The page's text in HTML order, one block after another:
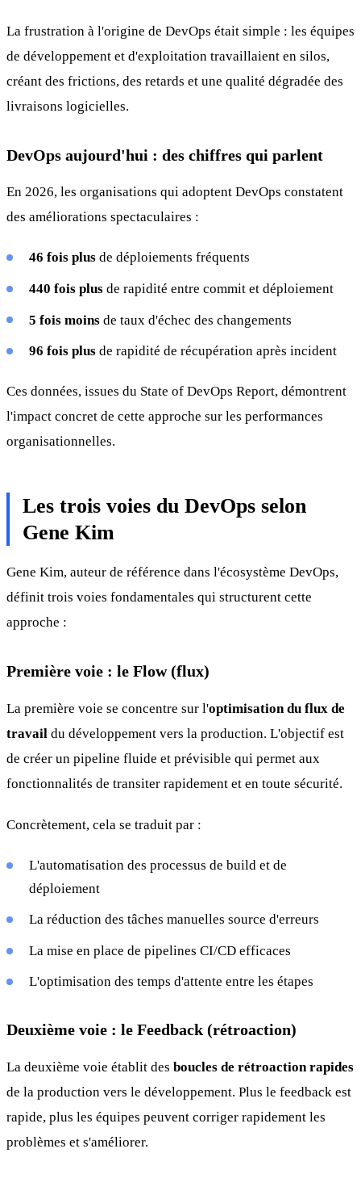
La frustration à l'origine de DevOps était simple : les équipes
de développement et d'exploitation travaillaient en silos,
créant des frictions, des retards et une qualité dégradée des
livraisons logicielles.
DevOps aujourd'hui : des chiffres qui parlent
En 2026, les organisations qui adoptent DevOps constatent
des améliorations spectaculaires :
46 fois plus de déploiements fréquents
440 fois plus de rapidité entre commit et déploiement
5 fois moins de taux d'échec des changements
96 fois plus de rapidité de récupération après incident
Ces données, issues du State of DevOps Report, démontrent
l'impact concret de cette approche sur les performances
organisationnelles.
Les trois voies du DevOps selon
Gene Kim
Gene Kim, auteur de référence dans l'écosystème DevOps,
définit trois voies fondamentales qui structurent cette
approche :
Première voie : le Flow (flux)
La première voie se concentre sur l'optimisation du flux de
travail du développement vers la production. L'objectif est
de créer un pipeline fluide et prévisible qui permet aux
fonctionnalités de transiter rapidement et en toute sécurité.
Concrètement, cela se traduit par :
L'automatisation des processus de build et de
déploiement
La réduction des tâches manuelles source d'erreurs
La mise en place de pipelines CI/CD efficaces
L'optimisation des temps d'attente entre les étapes
Deuxième voie : le Feedback (rétroaction)
La deuxième voie établit des boucles de rétroaction rapides
de la production vers le développement. Plus le feedback est
rapide, plus les équipes peuvent corriger rapidement les
problèmes et s'améliorer.